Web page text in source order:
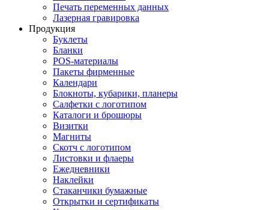
Печать переменных данных
Лазерная гравировка
Продукция
Буклеты
Бланки
POS-материалы
Пакеты фирменные
Календари
Блокноты, кубарики, планеры
Салфетки с логотипом
Каталоги и брошюры
Визитки
Магниты
Скотч с логотипом
Листовки и флаеры
Ежедневники
Наклейки
Стаканчики бумажные
Открытки и сертификаты